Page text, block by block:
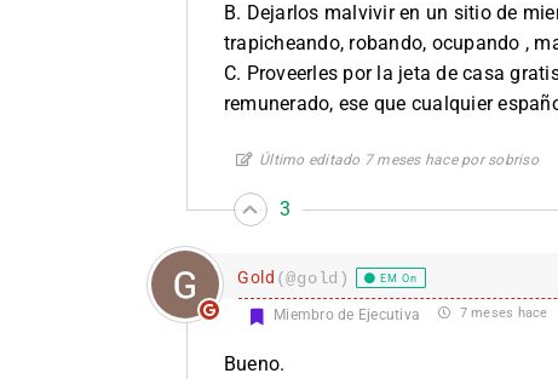
B. Dejarlos malvivir en un sitio de
trapicheando, robando, ocupando ,
C. Proveerles por la jeta de casa
remunerado, ese que cualquier
Último editado 7 meses hace por sobriso
3
Gold (@gold) EM On
Miembro de Ejecutiva 7 meses hace
Bueno.